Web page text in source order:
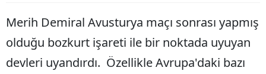
Edirne
Elazığ
Merih Demiral Avusturya maçı sonrası yapmış
olduğu bozkurt işareti ile bir noktada uyuyan
devleri uyandırdı. Özellikle Avrupa'daki bazı